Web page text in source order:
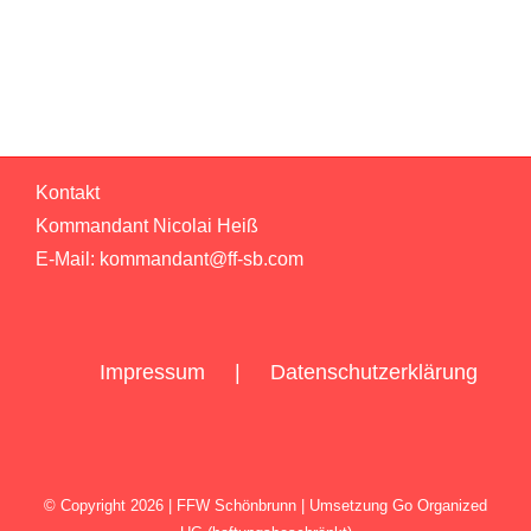
Kontakt
Kommandant Nicolai Heiß
E-Mail: kommandant@ff-sb.com
Impressum Datenschutzerklärung
© Copyright 2026 | FFW Schönbrunn | Umsetzung Go Organized